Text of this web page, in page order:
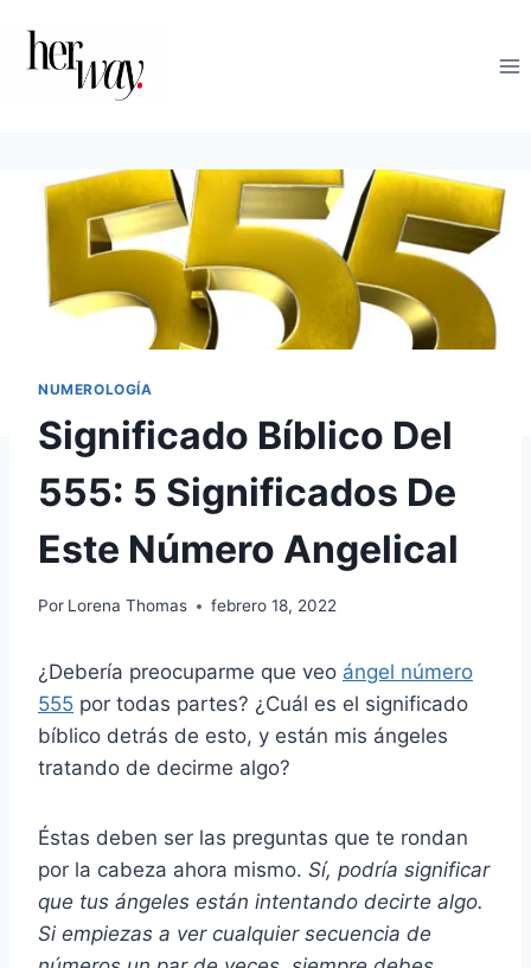
contenido
NUMEROLOGÍA
Significado Bíblico Del
555: 5 Significados De
Este Número Angelical
Por Lorena Thomas febrero 18, 2022
¿Debería preocuparme que veo ángel número
555 por todas partes? ¿Cuál es el significado
bíblico detrás de esto, y están mis ángeles
tratando de decirme algo?
Éstas deben ser las preguntas que te rondan
por la cabeza ahora mismo. Sí, podría significar
que tus ángeles están intentando decirte algo.
Si empiezas a ver cualquier secuencia de